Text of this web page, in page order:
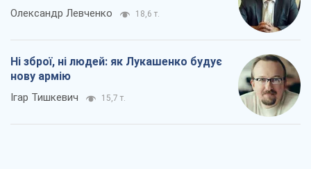
Олександр Левченко 18,6 т.
Ні зброї, ні людей: як Лукашенко будує
нову армію
Ігар Тишкевич 15,7 т.